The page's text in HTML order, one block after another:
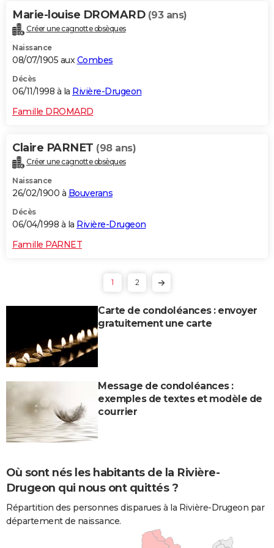
Marie-louise DROMARD (93 ans)
Créer une cagnotte obsèques
Naissance
08/07/1905 auxCombes
Décès
06/11/1998 à la Rivière-Drugeon
Famille DROMARD
Claire PARNET (98 ans)
Créer une cagnotte obsèques
Naissance
26/02/1900 à Bouverans
Décès
06/04/1998 à la Rivière-Drugeon
Famille PARNET
1 2
Carte de condoléances : envoyer
gratuitement une carte
Message de condoléances :
exemples de textes et modèle de
courrier
Où sont nés les habitants de la Rivière-
Drugeon qui nous ont quittés ?
Répartition des personnes disparues à la Rivière-Drugeon par
département de naissance.